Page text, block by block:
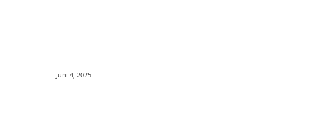
Juni 4, 2025